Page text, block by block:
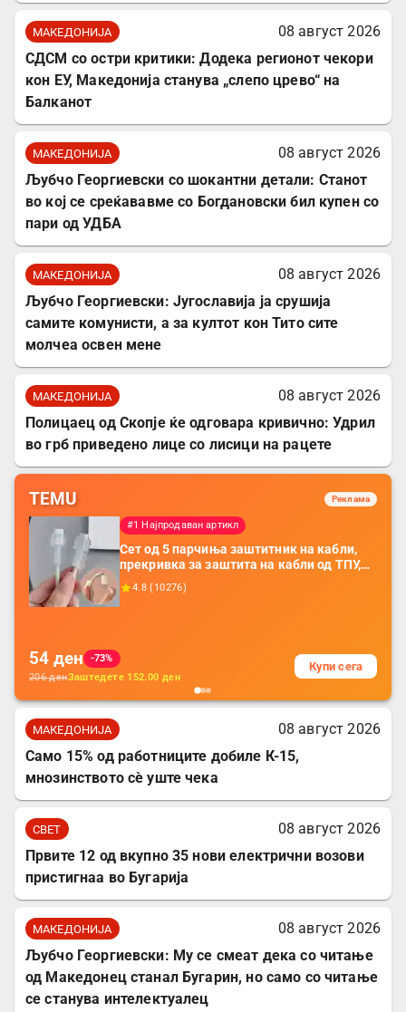
МАКЕДОНИЈА
08 август 2026
СДСМ со остри критики: Додека регионот чекори
кон ЕУ, Македонија станува „слепо црево“ на
Балканот
МАКЕДОНИЈА
08 август 2026
Љубчо Георгиевски со шокантни детали: Станот
во кој се среќававме со Богдановски бил купен со
пари од УДБА
МАКЕДОНИЈА
08 август 2026
Љубчо Георгиевски: Југославија ја срушија
самите комунисти, а за култот кон Тито сите
молчеа освен мене
МАКЕДОНИЈА
08 август 2026
Полицаец од Скопје ќе одговара кривично: Удрил
во грб приведено лице со лисици на рацете
TEMU Реклама
#1 Најпродаван артикл
Сет од 5 парчиња заштитник на кабли,
прекривка за заштита на кабли од ТПУ,
додатоци за заштита на кабли, без
батерија, за мобилни телефони, комплет
4.8 ( 10276)
54 ден
-73%
206денЗаштедете 152.00 ден
Купи сега
МАКЕДОНИЈА
08 август 2026
Само 15% од работниците добиле К-15,
мнозинството сè уште чека
СВЕТ
08 август 2026
Првите 12 од вкупно 35 нови електрични возови
пристигнаа во Бугарија
МАКЕДОНИЈА
08 август 2026
Љубчо Георгиевски: Му се смеат дека со читање
од Македонец станал Бугарин, но само со читање
се станува интелектуалец